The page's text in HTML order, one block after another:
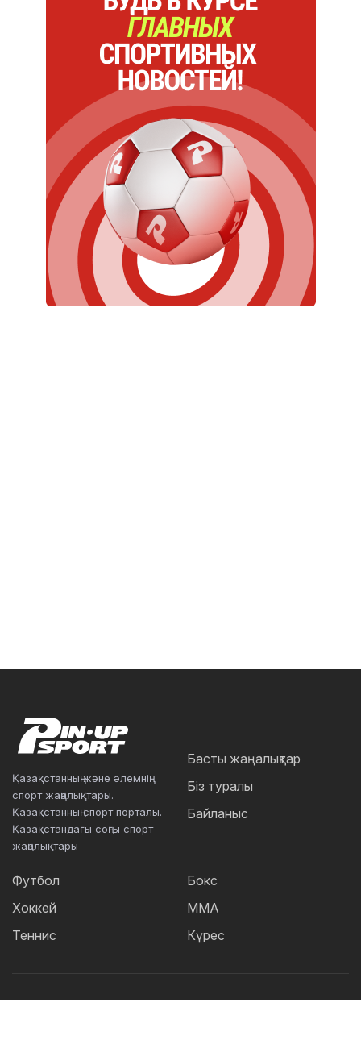
Қазақстанның және әлемнің
спорт жаңалықтары.
Қазақстанның спорт порталы.
Қазақстандағы соңғы спорт
жаңалықтары
Басты жаңалықтар
Біз туралы
Байланыс
Футбол
Хоккей
Теннис
Бокс
ММА
Күрес